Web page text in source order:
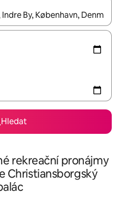
můžeš si je procházet pomocí
Hledat
rekreační pronájmy
Christiansborgský